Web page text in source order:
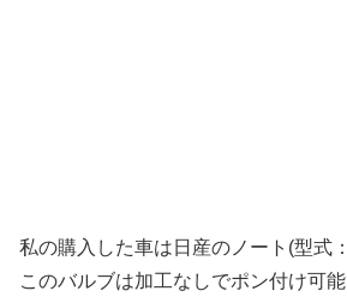
私の購入した車は日産のノート(型式
このバルブは加工なしでポン付け可能